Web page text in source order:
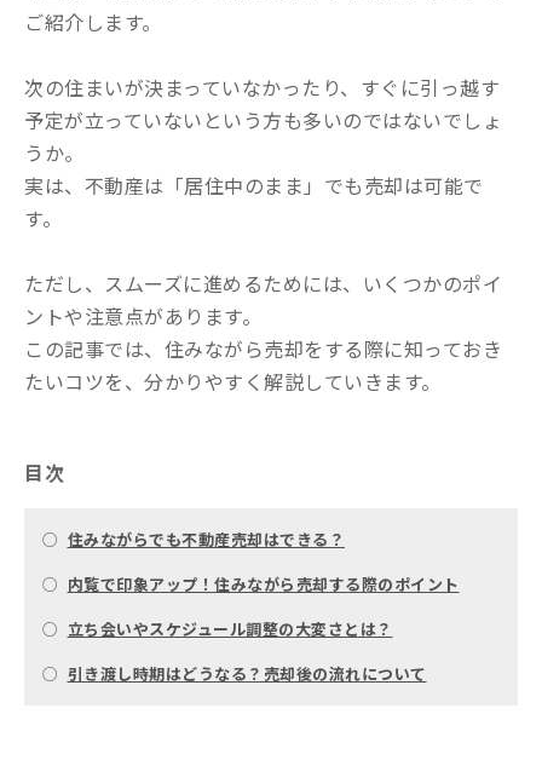
ご紹介します。
次の住まいが決まっていなかったり、すぐに引っ越す
予定が立っていないという方も多いのではないでしょ
うか。
実は、不動産は「居住中のまま」でも売却は可能で
す。
ただし、スムーズに進めるためには、いくつかのポイ
ントや注意点があります。
この記事では、住みながら売却をする際に知っておき
たいコツを、分かりやすく解説していき ます。
目次
○ 住みながらでも不動産売却はできる？
○ 内覧で印象アップ！住みながら売却する際のポイント
○ 立ち会いやスケジュール調整の大変さとは？
○ 引き渡し時期はどうなる？売却後の流れについて